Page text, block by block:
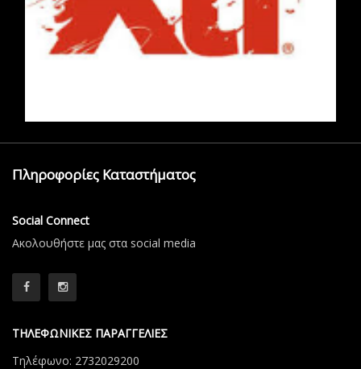
Πληροφορίες Καταστήματος
Social Connect
Aκολουθήστε μας στα social media
ΤΗΛΕΦΩΝΙΚΕΣ ΠΑΡΑΓΓΕΛΙΕΣ
Τηλέφωνο: 2732029200